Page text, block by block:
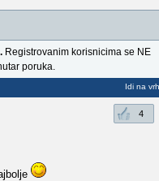
Registrovanim korisnicima se NE
poruka.
Idi na vrh
4